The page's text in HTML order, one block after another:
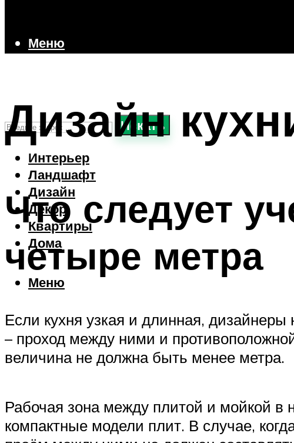
Поиск
Искать
Интерьер
Ландшафт
Дизайн
Декор
Квартиры
Дома
Меню
Меню
Дизайн
Что следует
четыре метра
Если кухня узкая и длинная,
– проход между ними и
величина не должна быть менее метра.
Рабочая зона между плитой и мойкой в
компактные модели плит. В случае,